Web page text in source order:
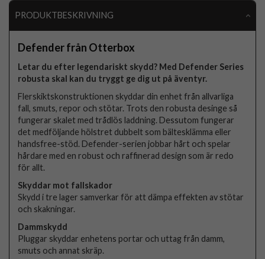
PRODUKTBESKRIVNING
Defender från Otterbox
Letar du efter legendariskt skydd? Med Defender Series
robusta skal kan du tryggt ge dig ut på äventyr.
Flerskiktskonstruktionen skyddar din enhet från allvarliga
fall, smuts, repor och stötar. Trots den robusta desinge så
fungerar skalet med trådlös laddning. Dessutom fungerar
det medföljande hölstret dubbelt som bältesklämma eller
handsfree-stöd. Defender-serien jobbar hårt och spelar
hårdare med en robust och raffinerad design som är redo
för allt.
Skyddar mot fallskador
Skydd i tre lager samverkar för att dämpa effekten av stötar
och skakningar.
Dammskydd
Pluggar skyddar enhetens portar och uttag från damm,
smuts och annat skräp.